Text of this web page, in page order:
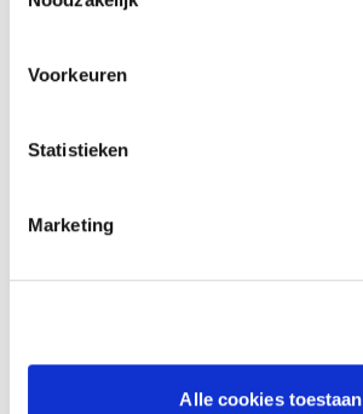
Voorkeuren
Statistieken
Marketing
Alle cookies toestaan